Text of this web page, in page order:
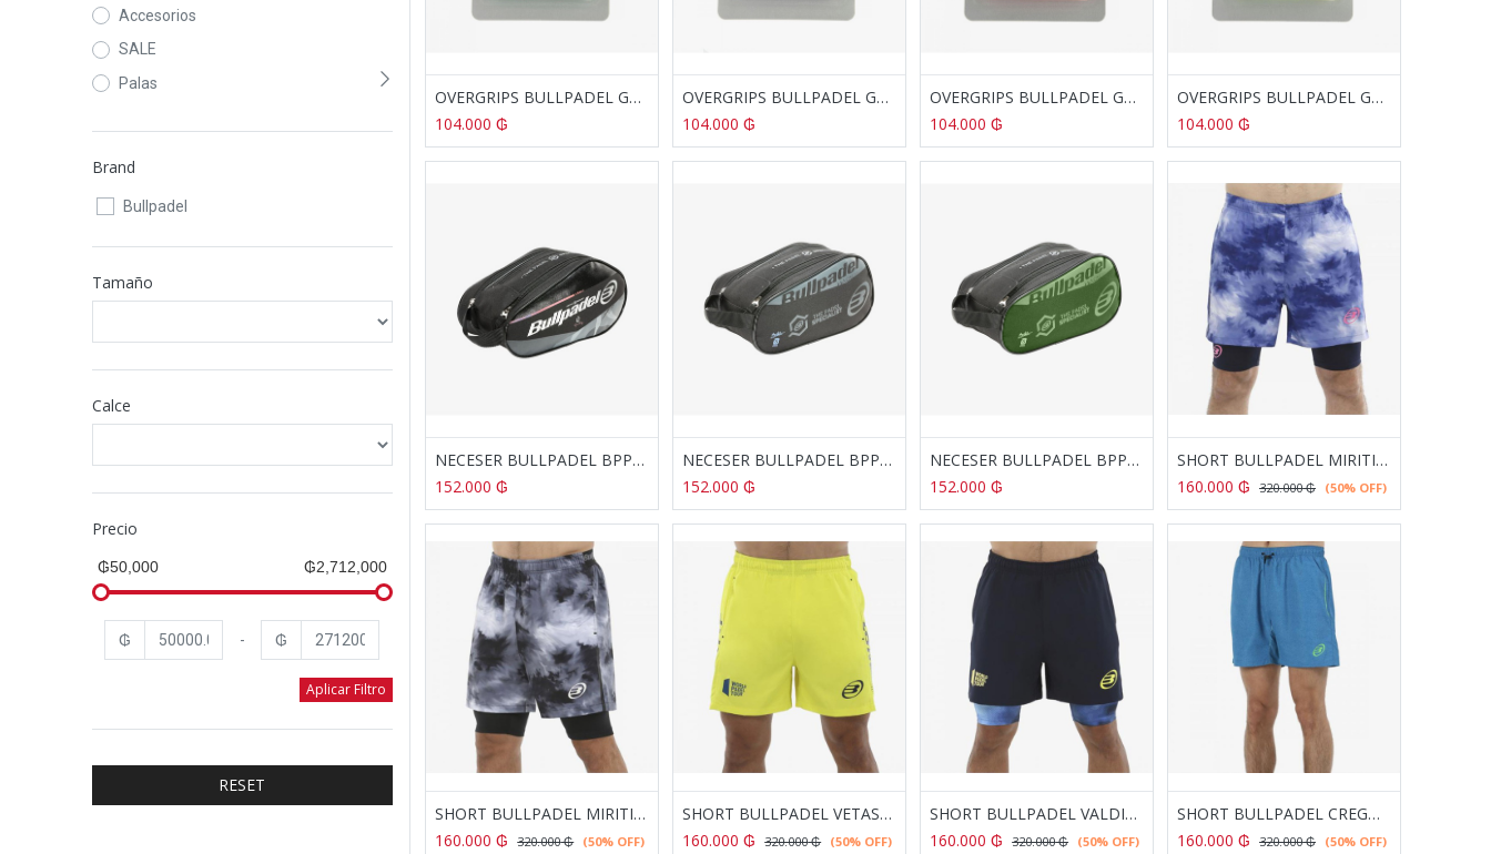
Accesorios
SALE
Palas
Brand
Bullpadel
Tamaño
Calce
Precio
₲50,000 ₲2,712,000
₲ - ₲
Aplicar Filtro
RESET
OVERGRIPS BULLPADEL GB-1705 VERDE
104.000 ₲
OVERGRIPS BULLPADEL GB-1202 MALVA
104.000 ₲
OVERGRIPS BULLPADEL GB-1200 NARANJA FLUOR
104.000 ₲
OVERGRIPS BULLPADEL GB-1200 AMARILLO FLUOR
104.000 ₲
NECESER BULLPADEL BPP-23008 D.CASE NEGRO Y ROSA
152.000 ₲
NECESER BULLPADEL BPP-23018 HACK NEGRO
152.000 ₲
NECESER BULLPADEL BPP-23018 HACK KAKI
152.000 ₲
SHORT BULLPADEL MIRITI OCEANO PROFUNDO
160.000 ₲ 320.000₲ (50% OFF)
SHORT BULLPADEL MIRITI NEGRO
160.000 ₲ 320.000₲ (50% OFF)
SHORT BULLPADEL VETAS AMARILLO AZUFRE FLUOR
160.000 ₲ 320.000₲ (50% OFF)
SHORT BULLPADEL VALDIVIA OCEANO PROFUNDO
160.000 ₲ 320.000₲ (50% OFF)
SHORT BULLPADEL CREGUE AZUL CLARO VIGORE
160.000 ₲ 320.000₲ (50% OFF)